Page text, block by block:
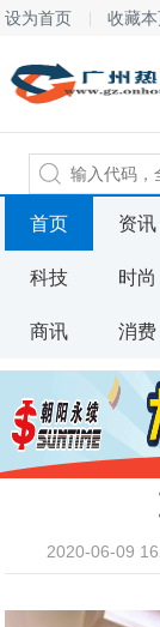
设为首页 收藏
首页 资讯
科技 时尚
商讯 消费
2020-06-09